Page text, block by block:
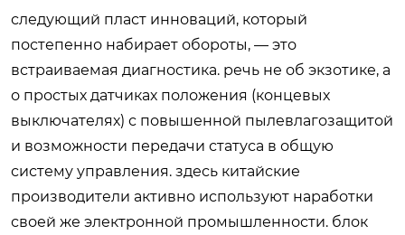
следующий пласт инноваций, который
постепенно набирает обороты, — это
встраиваемая диагностика. речь не об экзотике, а
о простых датчиках положения (концевых
выключателях) с повышенной пылевлагозащитой
и возможности передачи статуса в общую
систему управления. здесь китайские
производители активно используют наработки
своей же электронной промышленности. блок